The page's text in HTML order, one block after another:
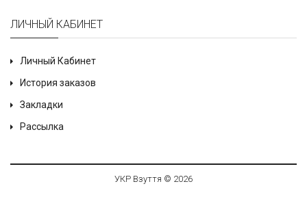
ЛИЧНЫЙ КАБИНЕТ
Личный Кабинет
История заказов
Закладки
Рассылка
УКР Взуття © 2026